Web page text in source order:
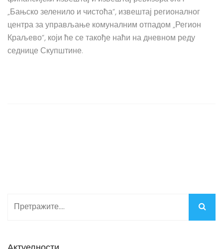
„Бањско зеленило и чистоћа“, извештај регионалног
центра за управљање комуналним отпадом „Регион
Краљево“, који ће се такође наћи на дневном реду
седнице Скупштине.